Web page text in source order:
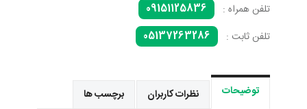
تلفن همراه :
09151125836
تلفن ثابت :
05137263286
توضیحات نظرات کاربران برچسب ها